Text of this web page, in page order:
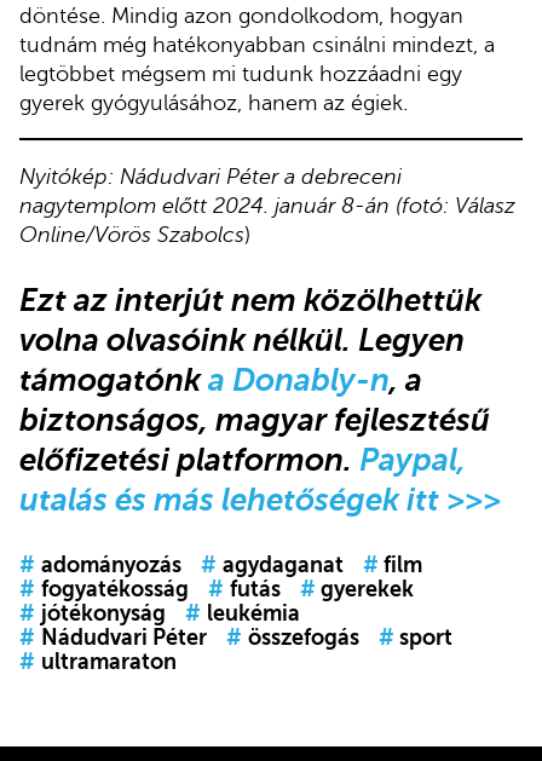
döntése. Mindig azon gondolkodom, hogyan
tudnám még hatékonyabban csinálni mindezt, a
legtöbbet mégsem mi tudunk hozzáadni egy
gyerek gyógyulásához, hanem az égiek.
Nyitókép: Nádudvari Péter a debreceni
nagytemplom előtt 2024. január 8-án (fotó: Válasz
Online/Vörös Szabolcs)
Ezt az interjút nem közölhettük
volna olvasóink nélkül. Legyen
támogatónka Donably-n, a
biztonságos, magyar fejlesztésű
előfizetési platformon. Paypal,
utalás és más lehetőségek itt >>>
# adományozás # agydaganat # film
# fogyatékosság # futás # gyerekek
# jótékonyság # leukémia
# Nádudvari Péter # összefogás # sport
# ultramaraton